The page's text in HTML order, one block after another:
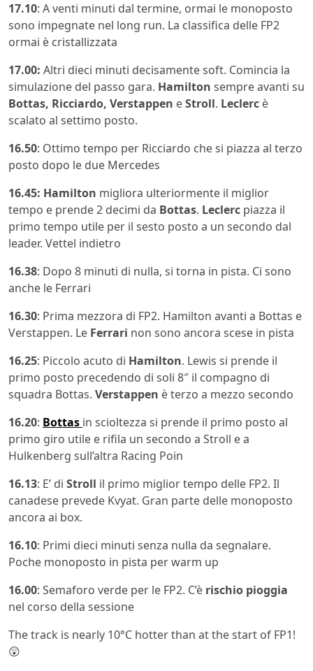
17.10: A venti minuti dal termine, ormai le monoposto
sono impegnate nel long run. La classifica delle FP2
ormai è cristallizzata
17.00: Altri dieci minuti decisamente soft. Comincia la
simulazione del passo gara. Hamilton sempre avanti su
Bottas, Ricciardo, Verstappen eStroll. Leclerc è
scalato al settimo posto.
16.50: Ottimo tempo per Ricciardo che si piazza al terzo
posto dopo le due Mercedes
16.45: Hamilton migliora ulteriormente il miglior
tempo e prende 2 decimi da Bottas. Leclerc piazza il
primo tempo utile per il sesto posto a un secondo dal
leader. Vettel indietro
16.38: Dopo 8 minuti di nulla, si torna in pista. Ci sono
anche le Ferrari
16.30: Prima mezzora di FP2. Hamilton avanti a Bottas e
Verstappen. Le Ferrari non sono ancora scese in pista
16.25: Piccolo acuto di Hamilton. Lewis si prende il
primo posto precedendo di soli 8″ il compagno di
squadra Bottas. Verstappen è terzo a mezzo secondo
16.20: Bottas in scioltezza si prende il primo posto al
primo giro utile e rifila un secondo a Stroll e a
Hulkenberg sull’altra Racing Poin
16.13: E’ di Stroll il primo miglior tempo delle FP2. Il
canadese prevede Kvyat. Gran parte delle monoposto
ancora ai box.
16.10: Primi dieci minuti senza nulla da segnalare.
Poche monoposto in pista per warm up
16.00: Semaforo verde per le FP2. C’è rischio pioggia
nel corso della sessione
The track is nearly 10°C hotter than at the start of FP1!
😲